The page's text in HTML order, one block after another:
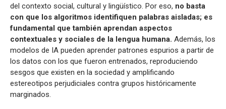
del contexto social, cultural y lingüístico. Por eso, no basta
con que los algoritmos identifiquen palabras aisladas; es
fundamental que también aprendan aspectos
contextuales y sociales de la lengua humana. Además, los
modelos de IA pueden aprender patrones espurios a partir de
los datos con los que fueron entrenados, reproduciendo
sesgos que existen en la sociedad y amplificando
estereotipos perjudiciales contra grupos históricamente
marginados.